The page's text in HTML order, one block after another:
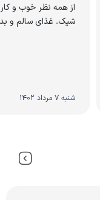
از همه نظر خوب و کار
شیک. غذای سالم و
شنبه 7 مرداد 1402